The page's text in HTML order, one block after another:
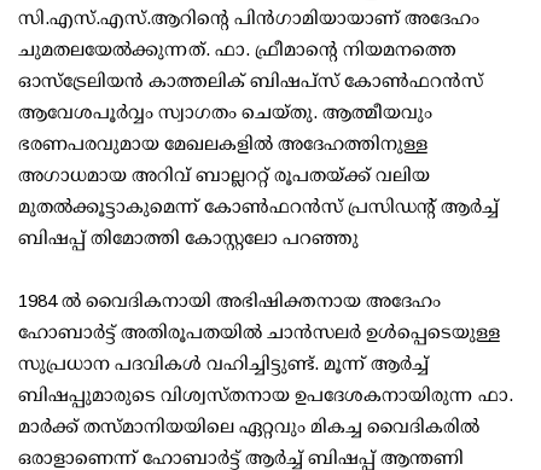
സി.എസ്.എസ്.ആറിന്റെ പിൻഗാമിയായാണ് അദേഹം
ചുമതലയേൽക്കുന്നത്. ഫാ. ഫ്രീമാന്റെ നിയമനത്തെ
ഓസ്‌ട്രേലിയൻ കാത്തലിക് ബിഷപ്‌സ് കോൺഫറൻസ്
ആവേശപൂർവ്വം സ്വാഗതം ചെയ്തു. ആത്മീയവും
ഭരണപരവുമായ മേഖലകളിൽ അദേഹത്തിനുള്ള
അഗാധമായ അറിവ് ബാല്ലററ്റ് രൂപതയ്ക്ക് വലിയ
മുതൽക്കൂട്ടാകുമെന്ന് കോൺഫറൻസ് പ്രസിഡന്റ് ആർച്ച്
ബിഷപ്പ് തിമോത്തി കോസ്റ്റലോ പറഞ്ഞു
1984 ൽ വൈദികനായി അഭിഷിക്തനായ അദേഹം
ഹോബാർട്ട് അതിരൂപതയിൽ ചാൻസലർ ഉൾപ്പെടെയുള്ള
സുപ്രധാന പദവികൾ വഹിച്ചിട്ടുണ്ട്. മൂന്ന് ആർച്ച്
ബിഷപ്പുമാരുടെ വിശ്വസ്തനായ ഉപദേശകനായിരുന്ന ഫാ.
മാർക്ക് തസ്മാനിയയിലെ ഏറ്റവും മികച്ച വൈദികരിൽ
ഒരാളാണെന്ന് ഹോബാർട്ട് ആർച്ച് ബിഷപ്പ് ആന്തണി